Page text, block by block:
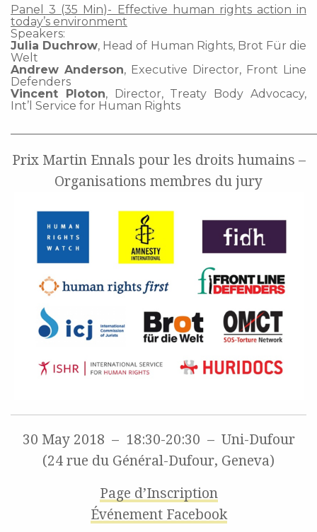
Panel 3 (35 Min)- Effective human rights action in
today’s environment
Speakers:
Julia Duchrow, Head of Human Rights, Brot Für die
Welt
Andrew Anderson, Executive Director, Front Line
Defenders
Vincent Ploton, Director, Treaty Body Advocacy,
Int’l Service for Human Rights
Prix Martin Ennals pour les droits humains –
Organisations membres du jury
30 May 2018 – 18:30-20:30 – Uni-Dufour
(24 rue du Général-Dufour, Geneva)
Page d’Inscription
Événement Facebook